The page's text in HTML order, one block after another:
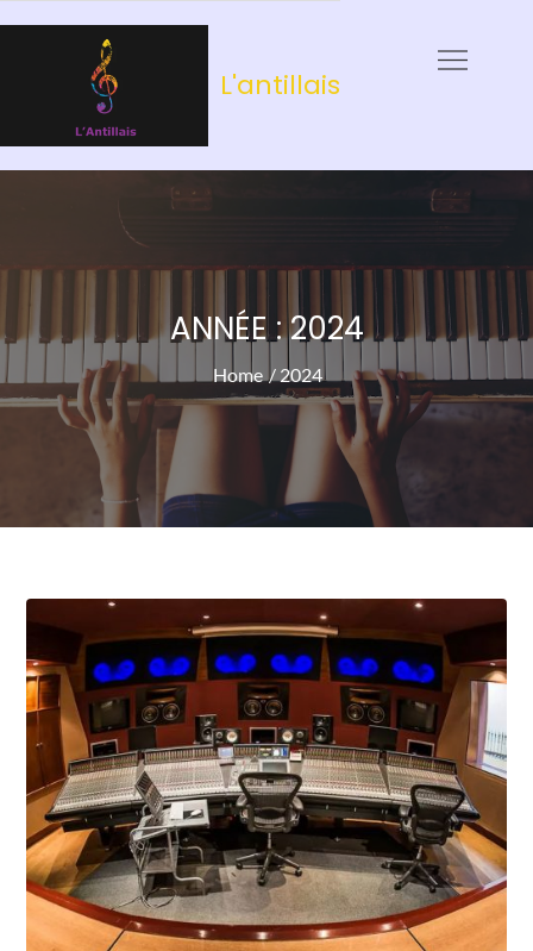
L'antillais
ANNÉE :2024
Home 2024